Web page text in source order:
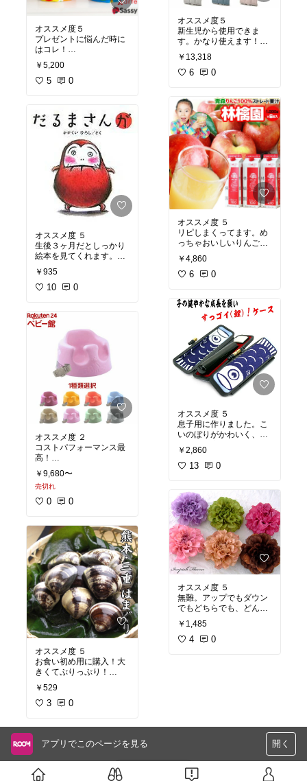
オススメ度５
プレゼントに悩んだ時に
はコレ！
いつも喜んでもらえま
す！
￥5,200
5 0
オススメ度 ５
生後３ヶ月だとしっかり
絵本を見てくれます。
読む際に合わせて赤ちゃ
んの体を触るととても喜
んでくれます。絵本で迷
￥935
10 0
オススメ度 ２
コストパフォーマンス最
高！
ただベルトが取り外しで
はない為かなり邪魔！
ベルトが取り外しができ
るタイプの方が
しまおうと
思っています。
取り外し可のテーブル付
き
専用の袋はついていませ
ん。
商品の箱に直接送付状を
貼って送られてきます。
￥9,680〜
売切れ
0 0
オススメ度 ５
お食い初め用に購入！大
きくてぷりっぷり！
７個入っていました。
購入後こちらで砂抜きは
していませんが、まった
ちらで購入して正解でし
￥529
3 0
オススメ度５
新生児から使用できま
す。かなり使えます！
乗せやすいし、下ろしや
すい。
問題点はひとつも見当た
高
デザインもオシャレで
す！
とても軽いので片手で余
裕で運べます！
￥13,318
6 0
オススメ度 ５
リピしまくってます。め
っちゃおいしいりんごジ
ュース！一度飲むと止ま
りません！
我が家ではお祝い返しな
ラッピングしてもらえま
￥4,860
6 0
オススメ度 ５
息子用に作りました。こ
いのぼりがかわいく、布
製なので安っぽくもなく
￥2,860
13 0
オススメ度 ５
無難。アップでもダウン
でもどちらでも、どんな
ドレスにでも合います。
￥1,485
4 0
アプリでこのページを見る 開く